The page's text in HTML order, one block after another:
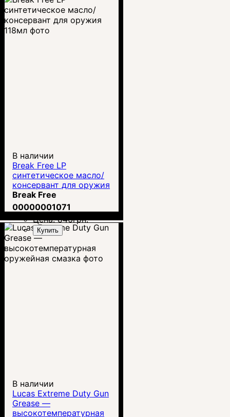
В наличии
Break Free LP
синтетическое масло/
консервант для оружия
118мл
Break Free
00000001071
Цена:846грн.
Купить
В наличии
Lucas Extreme Duty Gun
Grease —
высокотемпературная